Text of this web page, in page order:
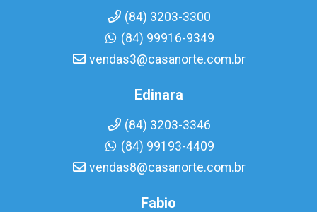
(84) 3203-3300
(84) 99916-9349
vendas3@casanorte.com.br
Edinara
(84) 3203-3346
(84) 99193-4409
vendas8@casanorte.com.br
Fabio